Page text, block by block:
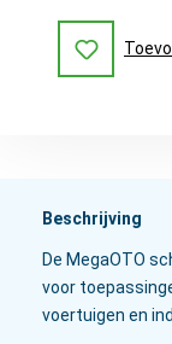
Beschrijving
De MegaOTO
voor
voertuigen en